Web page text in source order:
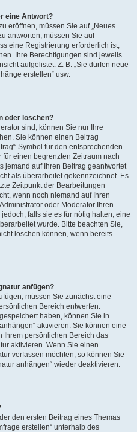
eine Antwort?
eröffnen, müssen Sie auf „Neues
antworten, müssen Sie auf
eine Registrierung erforderlich ist,
Ihre Berechtigungen sind jeweils
aufgelistet. Z. B. „Sie dürfen neue
erstellen“ usw.
oder löschen?
sind, können Sie nur Ihre
Sie können einen Beitrag
Symbol für den entsprechenden
einen begrenzten Zeitraum nach
jemand auf Ihren Beitrag geantwortet
als überarbeitet gekennzeichnet. Es
Zeitpunkt der Bearbeitungen
wenn noch niemand auf Ihren
oder Moderator Ihren
falls sie es für nötig halten, eine
wurde. Bitte beachten Sie,
löschen können, wenn bereits
anfügen?
müssen Sie zunächst eine
Bereich entwerfen.
haben, können Sie in
aktivieren. Sie können eine
Ihrem persönlichen Bereich das
aktivieren. Wenn Sie einen
verfassen möchten, so können Sie
anhängen“ wieder deaktivieren.
den ersten Beitrag eines Themas
erstellen“ unterhalb des